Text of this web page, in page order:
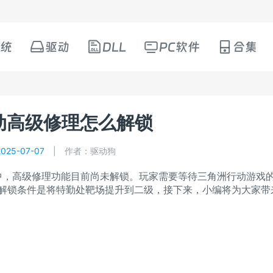
驱动 DLL PC软件 合集
高级修理怎么解锁
07-07 作者：驱动狗
级修理功能目前尚未解锁。玩家需要等待三角洲行动游戏
条件是将特勤处靶场提升到二级，接下来，小编将为大家带